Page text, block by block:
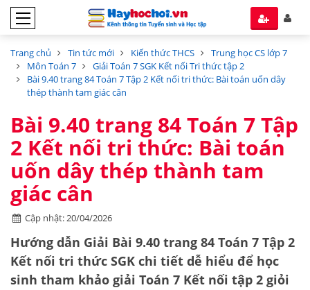
Trang chủ Tin tức mới Kiến thức THCS
Trung học CS lớp 7
Môn Toán 7
Giải Toán 7 SGK Kết nối Tri thức tập 2
Bài 9.40 trang 84 Toán 7 Tập 2 Kết nối tri thức: Bài toán uốn dây
thép thành tam giác cân
Bài 9.40 trang 84 Toán 7 Tập
2 Kết nối tri thức: Bài toán
uốn dây thép thành tam
giác cân
Cập nhật: 20/04/2026
Hướng dẫn Giải Bài 9.40 trang 84 Toán 7 Tập 2
Kết nối tri thức SGK chi tiết dễ hiểu để học
sinh tham khảo giải Toán 7 Kết nối tập 2 giỏi